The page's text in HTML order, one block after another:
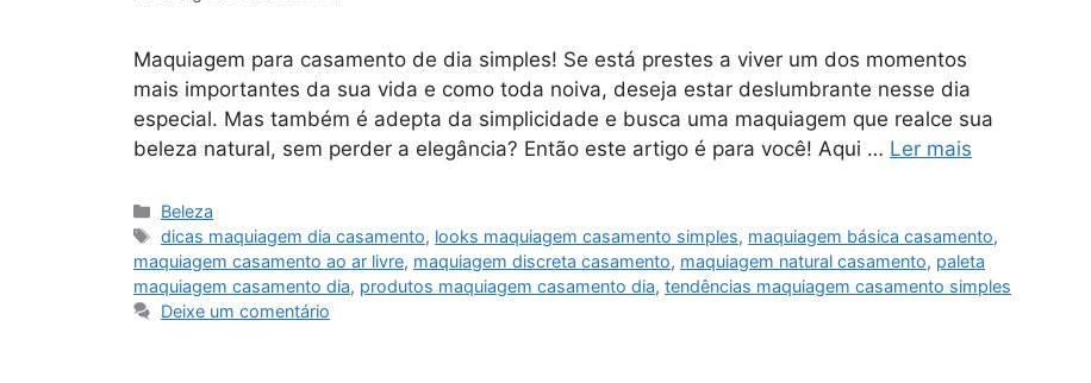
Maquiagem para casamento de dia simples! Se está prestes a viver um dos momentos
mais importantes da sua vida e como toda noiva, deseja estar deslumbrante nesse dia
especial. Mas também é adepta da simplicidade e busca uma maquiagem que realce sua
beleza natural, sem perder a elegância? Então este artigo é para você! Aqui … Ler mais
Categorias
Beleza
Tags
dicas maquiagem dia casamento, looks maquiagem casamento simples, maquiagem básica casamento,
maquiagem casamento ao ar livre, maquiagem discreta casamento, maquiagem natural casamento, paleta
maquiagem casamento dia, produtos maquiagem casamento dia, tendências maquiagem casamento simples
Deixe um comentário